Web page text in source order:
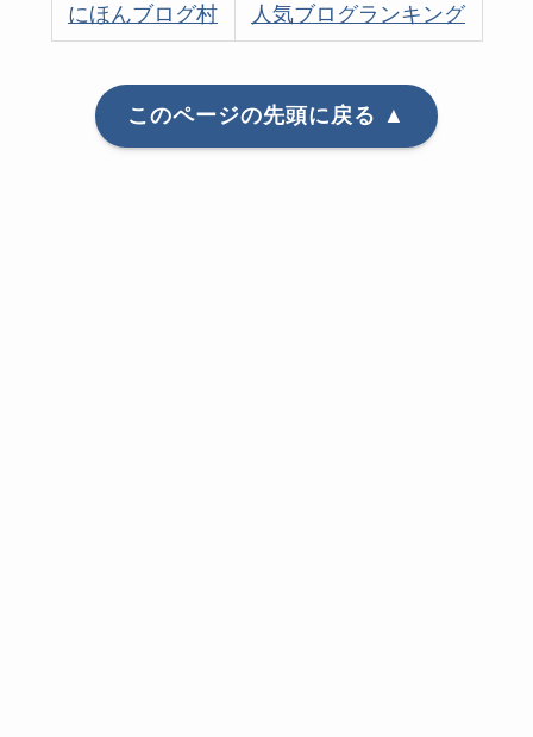
にほんブログ村 人気ブログランキング
このページの先頭に戻る ▲